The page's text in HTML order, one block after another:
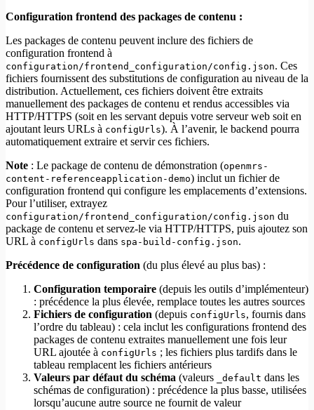
Configuration frontend des packages de contenu :
Les packages de contenu peuvent inclure des fichiers de
configuration frontend à
configuration/frontend_configuration/config.json. Ces
fichiers fournissent des substitutions de configuration au niveau de la
distribution. Actuellement, ces fichiers doivent être extraits
manuellement des packages de contenu et rendus accessibles via
HTTP/HTTPS (soit en les servant depuis votre serveur web soit en
ajoutant leurs URLs à configUrls). À l’avenir, le backend pourra
automatiquement extraire et servir ces fichiers.
Note : Le package de contenu de démonstration (openmrs-
content-referenceapplication-demo) inclut un fichier de
configuration frontend qui configure les emplacements d’extensions.
Pour l’utiliser, extrayez
configuration/frontend_configuration/config.json du
package de contenu et servez-le via HTTP/HTTPS, puis ajoutez son
URL à configUrls dans spa-build-config.json.
Précédence de configuration (du plus élevé au plus bas) :
Configuration temporaire (depuis les outils d’implémenteur)
: précédence la plus élevée, remplace toutes les autres sources
Fichiers de configuration (depuis configUrls, fournis dans
l’ordre du tableau) : cela inclut les configurations frontend des
packages de contenu extraites manuellement une fois leur
URL ajoutée à configUrls ; les fichiers plus tardifs dans le
tableau remplacent les fichiers antérieurs
Valeurs par défaut du schéma (valeurs _default dans les
schémas de configuration) : précédence la plus basse, utilisées
lorsqu’aucune autre source ne fournit de valeur